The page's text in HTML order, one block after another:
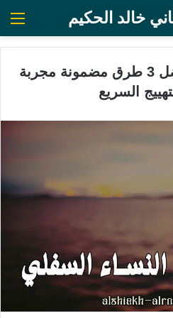
خالد الحكيم
سحر تهييج النساء أفضل 3 طرق مضمونة مجربة
السريع